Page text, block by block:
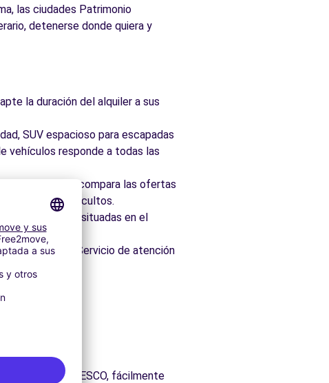
las ciudades Patrimonio
detenerse donde quiera y
la duración del alquiler a sus
SUV espacioso para escapadas
vehículos responde a todas las
que compara las ofertas
sin cargos ocultos.
idealmente situadas en el
minutos. Servicio de atención
Patrimonio UNESCO, fácilmente